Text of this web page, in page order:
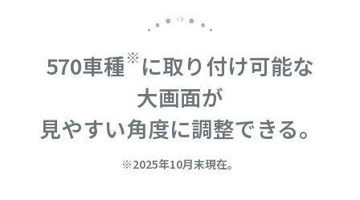
570車種※ に取り付け可能な
大画面が
見やすい角度に調整できる。
※2025年10月末現在。